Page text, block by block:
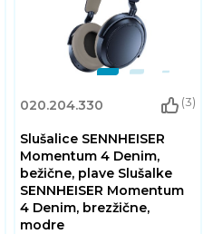
020.204.330 (3)
Slušalice SENNHEISER
Momentum 4 Denim,
bežične, plave Slušalke
SENNHEISER Momentum
4 Denim, brezžične,
modre